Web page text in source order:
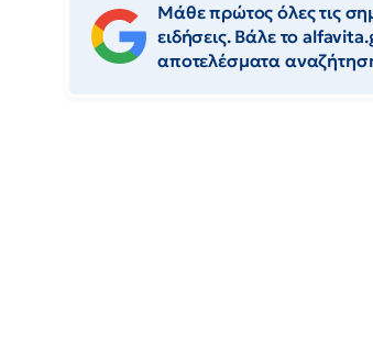
Μάθε πρώτος όλες τις
ειδήσεις. Βάλε το
αποτελέσματα